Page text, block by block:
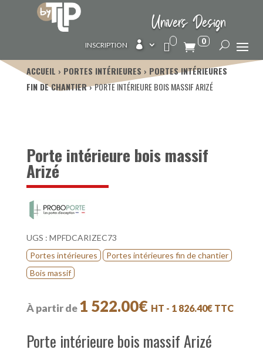
Univers Design
INSCRIPTION  0
ACCUEIL PORTES INTÉRIEURES
PORTES INTÉRIEURES
FIN DE CHANTIER
PORTE INTÉRIEURE BOIS MASSIF ARIZÉ
Porte intérieure bois massif
Arizé
UGS : MPFDCARIZEC73
Portes intérieures
Portes intérieures fin de chantier
Bois massif
À partir de1 522.00€ HT - 1 826.40€TTC
Porte intérieure bois massif Arizé